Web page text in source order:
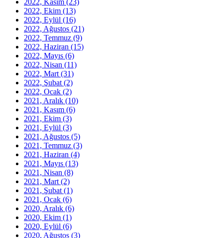
2022, Kasım (23)
2022, Ekim (13)
2022, Eylül (16)
2022, Ağustos (21)
2022, Temmuz (9)
2022, Haziran (15)
2022, Mayıs (6)
2022, Nisan (11)
2022, Mart (31)
2022, Şubat (2)
2022, Ocak (2)
2021, Aralık (10)
2021, Kasım (6)
2021, Ekim (3)
2021, Eylül (3)
2021, Ağustos (5)
2021, Temmuz (3)
2021, Haziran (4)
2021, Mayıs (13)
2021, Nisan (8)
2021, Mart (2)
2021, Şubat (1)
2021, Ocak (6)
2020, Aralık (6)
2020, Ekim (1)
2020, Eylül (6)
2020, Ağustos (3)